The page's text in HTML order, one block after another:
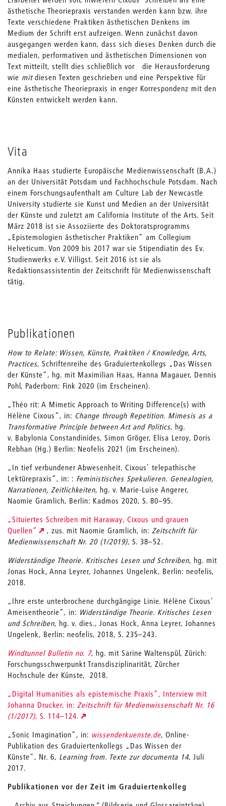
ästhetische Theoriepraxis verstanden werden kann bzw. ihre
Texte verschiedene Praktiken ästhetischen Denkens im
Medium der Schrift erst aufzeigen. Wenn zunächst davon
ausgegangen werden kann, dass sich dieses Denken durch die
medialen, performativen und ästhetischen Dimensionen von
Text mitteilt, stellt dies schließlich vor die Herausforderung
wie mit diesen Texten geschrieben und eine Perspektive für
eine ästhetische Theoriepraxis in enger Korrespondenz mit den
Künsten entwickelt werden kann.
Vita
Annika Haas studierte Europäische Medienwissenschaft (B.A.)
an der Universität Potsdam und Fachhochschule Potsdam. Nach
einem Forschungsaufenthalt am Culture Lab der Newcastle
University studierte sie Kunst und Medien an der Universität
der Künste und zuletzt am California Institute of the Arts. Seit
März 2018 ist sie Assoziierte des Doktoratsprogramms
„Epistemologien ästhetischer Praktiken“ am Collegium
Helveticum. Von 2009 bis 2017 war sie Stipendiatin des Ev.
Studienwerks e.V. Villigst. Seit 2016 ist sie als
Redaktionsassistentin der Zeitschrift für Medienwissenschaft
tätig.
Publikationen
How to Relate: Wissen, Künste, Praktiken / Knowledge, Arts,
Practices, Schriftenreihe des Graduiertenkollegs „Das Wissen
der Künste“, hg. mit Maximilian Haas, Hanna Magauer, Dennis
Pohl, Paderborn: Fink 2020 (im Erscheinen).
„Théo rit: A Mimetic Approach to Writing Difference(s) with
Hélène Cixous“, in: Change through Repetition. Mimesis as a
Transformative Principle between Art and Politics, hg.
v. Babylonia Constandinides, Simon Gröger, Elisa Leroy, Doris
Rebhan (Hg.) Berlin: Neofelis 2021 (im Erscheinen).
„In tief verbundener Abwesenheit. Cixous’ telepathische
Lektürepraxis“, in: : Feministisches Spekulieren. Genealogien,
Narrationen, Zeitlichkeiten, hg. v. Marie-Luise Angerer,
Naomie Gramlich, Berlin: Kadmos 2020, S. 80–95.
„Situiertes Schreiben mit Haraway, Cixous und grauen
Quellen“
, zus. mit Naomie Gramlich, in: Zeitschrift für
Medienwissenschaft Nr. 20 (1/2019), S. 38–52.
Widerständige Theorie. Kritisches Lesen und Schreiben, hg. mit
Jonas Hock, Anna Leyrer, Johannes Ungelenk, Berlin: neofelis,
2018.
„Ihre erste unterbrochene durchgängige Linie. Hélène Cixous’
Ameisentheorie“, in: Widerständige Theorie. Kritisches Lesen
und Schreiben, hg. v. dies., Jonas Hock, Anna Leyrer, Johannes
Ungelenk, Berlin: neofelis, 2018, S. 235–243.
Windtunnel Bulletin no. 7, hg. mit Sarine Waltenspül, Zürich:
Forschungsschwerpunkt Transdisziplinarität, Zürcher
Hochschule der Künste, 2018.
„Digital Humanities als epistemische Praxis”, Interview mit
Johanna Drucker, in: Zeitschrift für Medienwissenschaft Nr. 16
(1/2017), S. 114–124.
„Sonic Imagination“, in: wissenderkuenste.de, Online-
Publikation des Graduiertenkollegs „Das Wissen der
Künste", Nr. 6, Learning from. Texte zur documenta 14, Juli
2017.
Publikationen vor der Zeit im Graduiertenkolleg